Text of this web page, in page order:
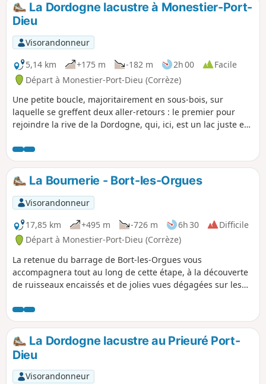
p
La Dordogne lacustre à Monestier-Port-
Dieu
Visorandonneur
5,14 km
+175 m -182 m 2h 00
Facile
Départ à Monestier-Port-Dieu (Corrèze)
Une petite boucle, majoritairement en sous-bois, sur
laquelle se greffent deux aller-retours : le premier pour
rejoindre la rive de la Dordogne, qui, ici, est un lac juste en
découvrir le Site de la Vie, un joli point de vue agrémenté
d'une table d'orientation.
La Bournerie - Bort-les-Orgues
Visorandonneur
17,85 km
+495 m -726 m 6h 30
Difficile
Départ à Monestier-Port-Dieu (Corrèze)
La retenue du barrage de Bort-les-Orgues vous
accompagnera tout au long de cette étape, à la découverte
de ruisseaux encaissés et de jolies vues dégagées sur les
La Dordogne lacustre au Prieuré Port-
Dieu
Visorandonneur